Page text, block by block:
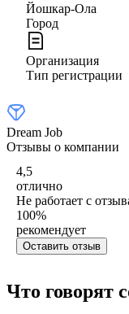
Йошкар-Ола
Город
Организация
Тип регистрации
Dream Job
Отзывы о компании
4,5
отлично
Не работает с
100%
рекомендует
Оставить отзыв
Что говорят